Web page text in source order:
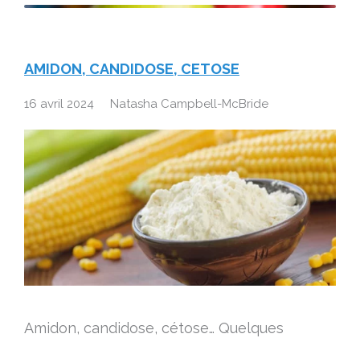
AMIDON, CANDIDOSE, CETOSE
16 avril 2024 Natasha Campbell-McBride
Amidon, candidose, cétose… Quelques